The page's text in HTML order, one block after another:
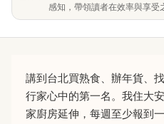
感知，帶領讀者在效率與享受
講到台北買熟食、辦年貨、
行家心中的第一名。我住大
家廚房延伸，每週至少報到